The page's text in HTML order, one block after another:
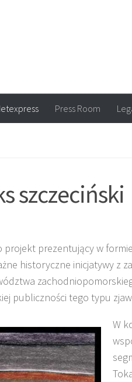
Press Room
szczeciński
projekt prezentujący w
historyczne inicjatywy z
publiczności tego typu
W